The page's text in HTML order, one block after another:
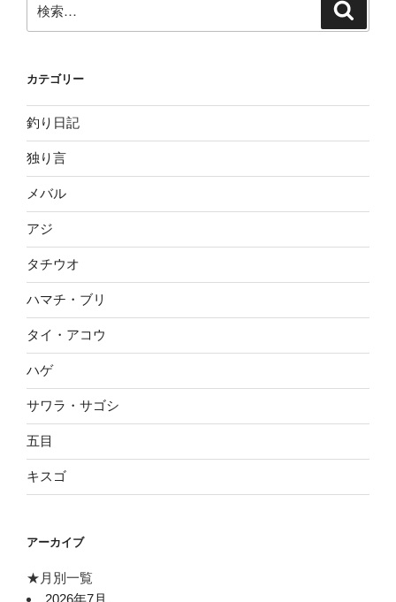
索:
カテゴリー
釣り日記
独り言
メバル
アジ
タチウオ
ハマチ・ブリ
タイ・アコウ
ハゲ
サワラ・サゴシ
五目
キスゴ
アーカイブ
★月別一覧